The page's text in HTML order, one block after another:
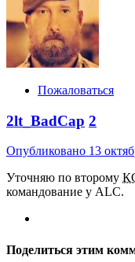
Пожаловаться
2lt_BadCap 2
Опубликовано 13
Уточняю по второму
командование у ALC.
Поделиться этим